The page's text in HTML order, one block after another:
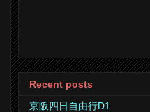
Recent posts
京阪四日自由行D1